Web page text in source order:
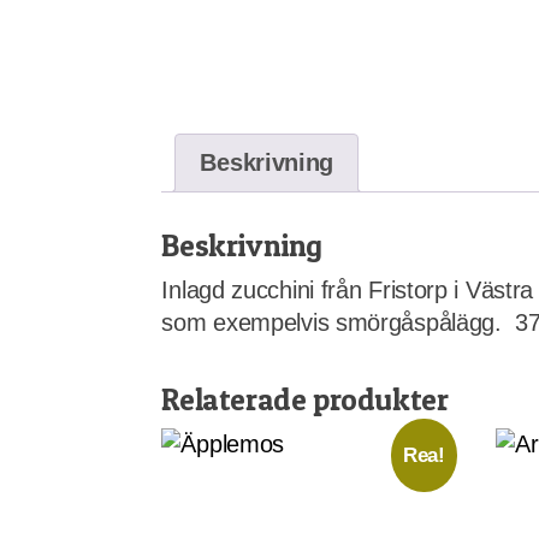
Beskrivning
Beskrivning
Inlagd zucchini från Fristorp i
som exempelvis smörgåspålägg.
Relaterade produkter
Rea!